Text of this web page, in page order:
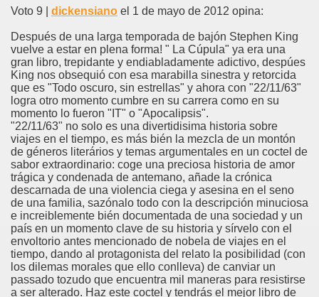
Voto 9 | dickensiano el 1 de mayo de 2012 opina:
Después de una larga temporada de bajón Stephen King
vuelve a estar en plena forma! " La Cúpula" ya era una
gran libro, trepidante y endiabladamente adictivo, despúes
King nos obsequió con esa marabilla sinestra y retorcida
que es "Todo oscuro, sin estrellas" y ahora con "22/11/63"
logra otro momento cumbre en su carrera como en su
momento lo fueron "IT" o "Apocalipsis".
"22/11/63" no solo es una divertidisima historia sobre
viajes en el tiempo, es más bién la mezcla de un montón
de géneros literários y temas argumentales en un coctel de
sabor extraordinario: coge una preciosa historia de amor
trágica y condenada de antemano, añade la crónica
descarnada de una violencia ciega y asesina en el seno
de una familia, sazónalo todo con la descripción minuciosa
e increiblemente bién documentada de una sociedad y un
país en un momento clave de su historia y sírvelo con el
envoltorio antes mencionado de nobela de viajes en el
tiempo, dando al protagonista del relato la posibilidad (con
los dilemas morales que ello conlleva) de canviar un
passado tozudo que encuentra mil maneras para resistirse
a ser alterado. Haz este coctel y tendrás el mejor libro de